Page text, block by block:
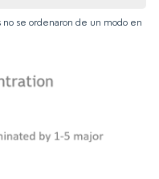
se ordenaron de un modo en